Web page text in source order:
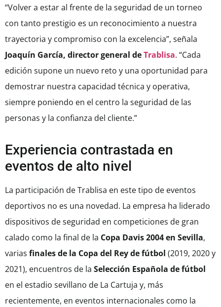
“Volver a estar al frente de la seguridad de un torneo
con tanto prestigio es un reconocimiento a nuestra
trayectoria y compromiso con la excelencia”, señala
Joaquín García, director general deTrablisa. “Cada
edición supone un nuevo reto y una oportunidad para
demostrar nuestra capacidad técnica y operativa,
siempre poniendo en el centro la seguridad de las
personas y la confianza del cliente.”
Experiencia contrastada en
eventos de alto nivel
La participación de Trablisa en este tipo de eventos
deportivos no es una novedad. La empresa ha liderado
dispositivos de seguridad en competiciones de gran
calado como la final de la Copa Davis 2004 en Sevilla,
varias finales de la Copa del Rey de fútbol (2019, 2020 y
2021), encuentros de la Selección Española de fútbol
en el estadio sevillano de La Cartuja y, más
recientemente, en eventos internacionales como la